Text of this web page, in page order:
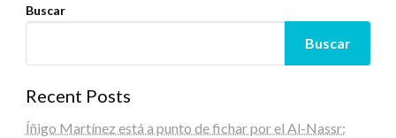
Buscar
Buscar
Recent Posts
Íñigo Martínez está a punto de fichar por el Al-Nassr: